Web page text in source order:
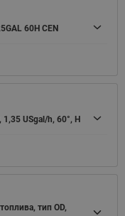
60H CEN
USgal/h, 60°, H
тип OD,